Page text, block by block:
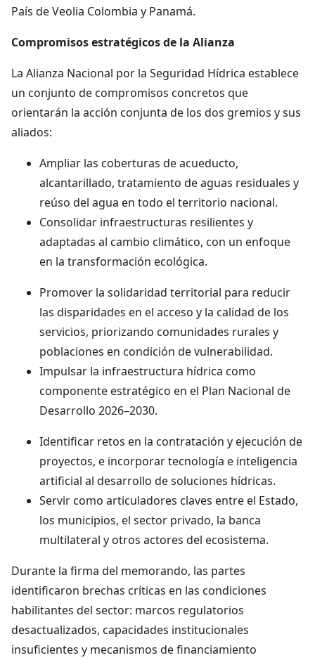
País de Veolia Colombia y Panamá.
Compromisos estratégicos de la Alianza
La Alianza Nacional por la Seguridad Hídrica establece
un conjunto de compromisos concretos que
orientarán la acción conjunta de los dos gremios y sus
aliados:
Ampliar las coberturas de acueducto,
alcantarillado, tratamiento de aguas residuales y
reúso del agua en todo el territorio nacional.
Consolidar infraestructuras resilientes y
adaptadas al cambio climático, con un enfoque
en la transformación ecológica.
Promover la solidaridad territorial para reducir
las disparidades en el acceso y la calidad de los
servicios, priorizando comunidades rurales y
poblaciones en condición de vulnerabilidad.
Impulsar la infraestructura hídrica como
componente estratégico en el Plan Nacional de
Desarrollo 2026–2030.
Identificar retos en la contratación y ejecución de
proyectos, e incorporar tecnología e inteligencia
artificial al desarrollo de soluciones hídricas.
Servir como articuladores claves entre el Estado,
los municipios, el sector privado, la banca
multilateral y otros actores del ecosistema.
Durante la firma del memorando, las partes
identificaron brechas críticas en las condiciones
habilitantes del sector: marcos regulatorios
desactualizados, capacidades institucionales
insuficientes y mecanismos de financiamiento